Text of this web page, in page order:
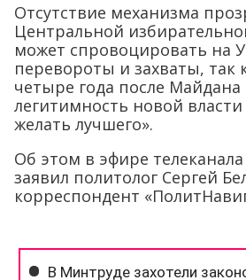
Отсутствие механизма
Центральной
может спровоцировать на
перевороты и захваты, так
четыре года после Майдана
легитимность новой власти
желать лучшего».
Об этом в эфире телеканала
заявил политолог Сергей
корреспондент